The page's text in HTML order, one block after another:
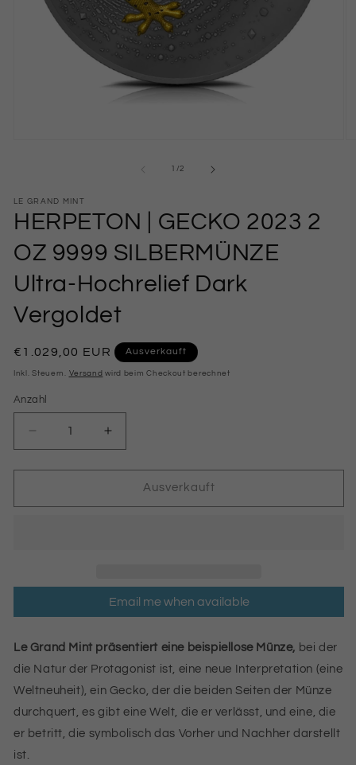
1 /von
2
LE GRAND MINT
HERPETON | GECKO 2023 2
OZ 9999 SILBERMÜNZE
Ultra-Hochrelief Dark
Vergoldet
Normaler
Preis
€1.029,00 EUR Ausverkauft
Inkl. Steuern. Versand wird beim Checkout berechnet
Anzahl
Anzahl
Verringere
die
Menge
HERPETON
OZ
SILBERMÜNZE
Ultra-
Hochrelief
Dark
Vergoldet
Erhöhe
die
Menge
HERPETON
OZ
9999
SILBERMÜNZE
Ultra-
Hochrelief
Dark
Vergoldet
Ausverkauft
Email me when available
Le Grand Mint präsentiert eine beispiellose Münze, bei der
die Natur der Protagonist ist, eine neue Interpretation (eine
Weltneuheit), ein Gecko, der die beiden Seiten der Münze
durchquert, es gibt eine Welt, die er verlässt, und eine, die
er betritt, die symbolisch das Vorher und Nachher darstellt
ist.